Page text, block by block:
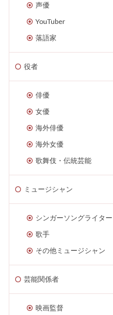
声優
YouTuber
落語家
役者
俳優
女優
海外俳優
海外女優
歌舞伎・伝統芸能
ミュージシャン
シンガーソングライター
歌手
その他ミュージシャン
芸能関係者
映画監督